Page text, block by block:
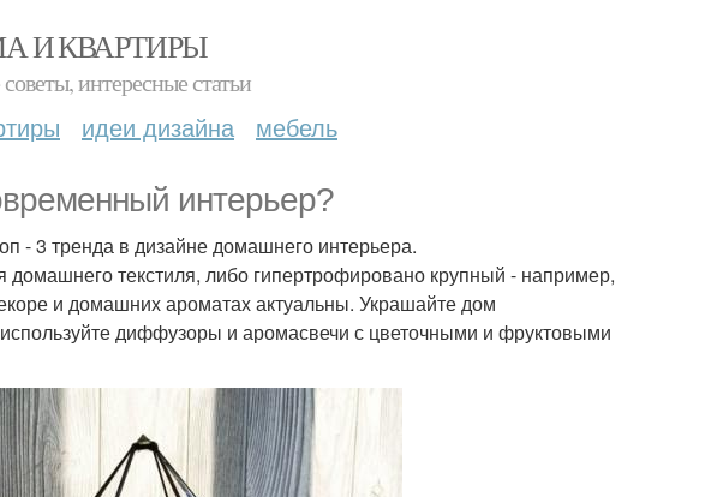
И КВАРТИРЫ
интересные статьи
идеи дизайна мебель
интерьер?
- 3 тренда в дизайне домашнего интерьера.
домашнего текстиля, либо гипертрофировано крупный - например,
и домашних ароматах актуальны. Украшайте дом
диффузоры и аромасвечи с цветочными и фруктовыми